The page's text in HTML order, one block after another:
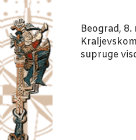
Beograd,
supruge